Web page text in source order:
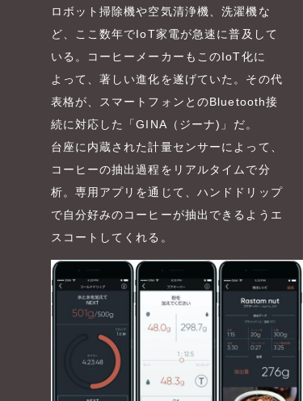
ロボット掃除機や空気清浄機、洗濯機な
ど、ここ数年でIoT家電が急速に普及して
いる。コーヒーメーカーもこのIoT化に
よって、著しい進化を遂げていた。その代
表格が、スマートフォンとのBluetooth接
続に対応した「GINA（ジーナ)」だ。
台座に内蔵された計量センサーによって、
コーヒーの抽出過程をリアルタイムで分
析。専用アプリを通じて、ハンドドリップ
で自分好みのコーヒーが抽出できるようエ
スコートしてくれる。